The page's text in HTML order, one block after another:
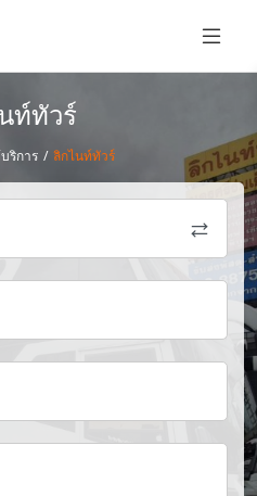
ท์ทัวร์
ริการ / ลิกไนท์ทัวร์